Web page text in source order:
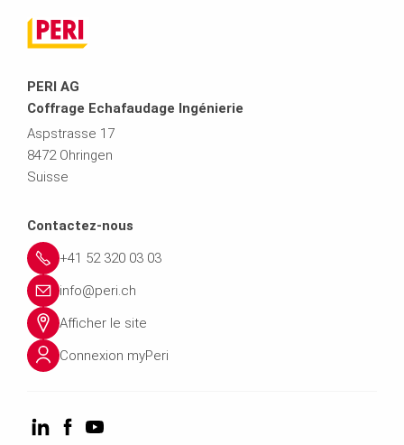
PERI AG
Coffrage Echafaudage Ingénierie
Aspstrasse 17
8472 Ohringen
Suisse
Contactez-nous
+41 52 320 03 03
info@peri.ch
Afficher le site
Connexion myPeri